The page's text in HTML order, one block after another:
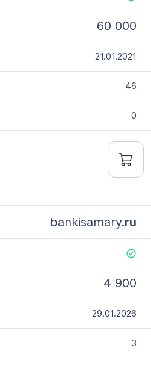
60 000
21.01.2021
46
0
bankisamary.ru
4 900
29.01.2026
3